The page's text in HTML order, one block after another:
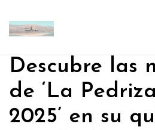
Descubre las
de ‘La
2025’ en su